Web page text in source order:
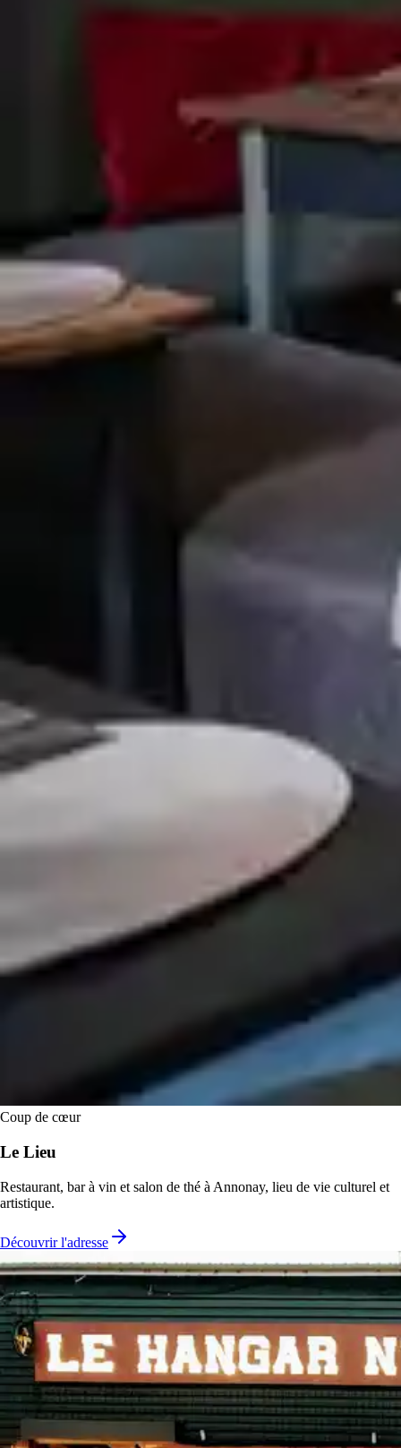
Coup de cœur
Le Lieu
Restaurant, bar à vin et salon de thé à Annonay, lieu de vie culturel et
artistique.
Découvrir l'adresse